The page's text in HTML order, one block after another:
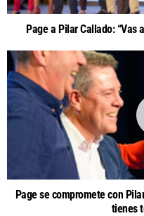
Page a Pilar Callado: “Vas
Page se compromete con
tienes